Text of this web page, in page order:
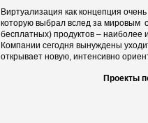
Виртуализация как концепция
которую выбрал вслед за мировым
бесплатных) продуктов – наиболее
Компании сегодня вынуждены
открывает новую, интенсивно
Проекты